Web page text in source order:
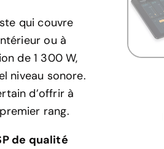
qui couvre
ou à
de 1 300 W,
niveau sonore.
d’offrir à
rang.
de qualité